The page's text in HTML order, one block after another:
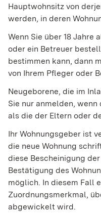
Hauptwohnsitz von
werden, in deren
Wenn Sie über 18 Jahre
oder ein Betreuer
bestimmen kann, dann
von Ihrem Pfleger oder
Neugeborene, die im
Sie nur anmelden, wenn
als die der Eltern oder
Ihr Wohnungsgeber ist
die neue Wohnung
diese Bescheinigung
Bestätigung des
möglich. In diesem Fall
Zuordnungsmerkmal,
abgewickelt wird.